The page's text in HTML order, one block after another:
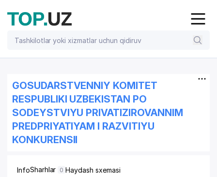
GOSUDARSTVENNIY KOMITET
RESPUBLIKI UZBEKISTAN PO
SODEYSTVIYU PRIVATIZIROVANNIM
PREDPRIYATIYAM I RAZVITIYU
KONKURENSII
InfoSharhlar 0 Haydash sxemasi